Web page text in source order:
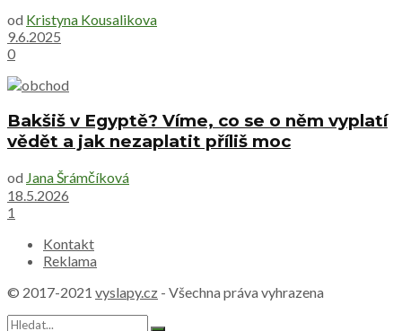
od Kristyna Kousalikova
9.6.2025
0
Bakšiš v Egyptě? Víme, co se o něm vyplatí
vědět a jak nezaplatit příliš moc
od Jana Šrámčíková
18.5.2026
1
Kontakt
Reklama
© 2017-2021 vyslapy.cz - Všechna práva vyhrazena